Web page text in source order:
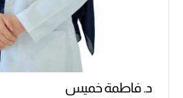
د. فاطمة خميس